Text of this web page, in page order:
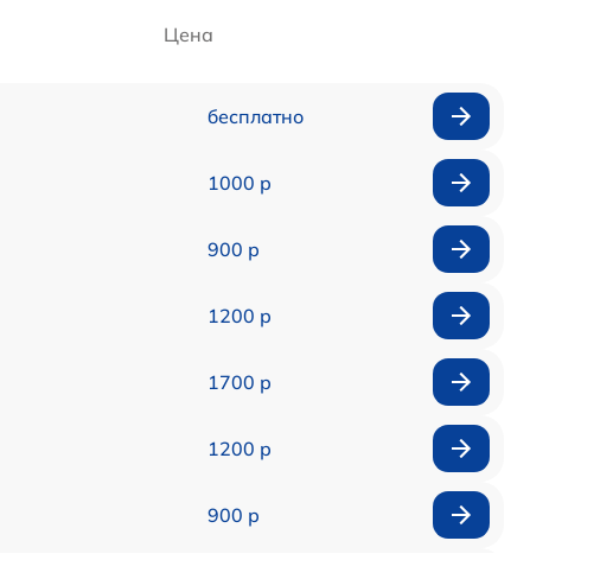
Цена
бесплатно
1000 р
900 р
1200 р
1700 р
1200 р
900 р